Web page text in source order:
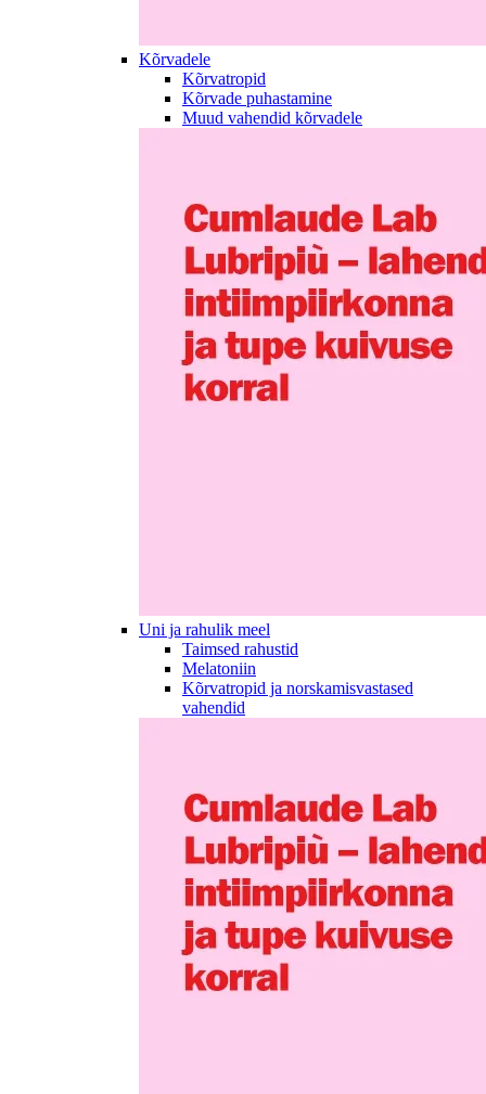
Kõrvadele
Kõrvatropid
Kõrvade puhastamine
Muud vahendid kõrvadele
Uni ja rahulik meel
Taimsed rahustid
Melatoniin
Kõrvatropid ja norskamisvastased
vahendid